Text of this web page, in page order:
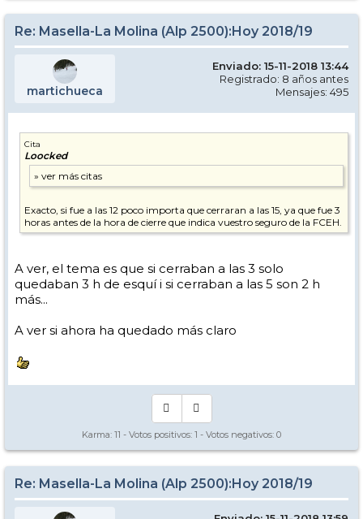
Re: Masella-La Molina (Alp 2500):Hoy 2018/19
martichueca
Enviado: 15-11-2018 13:44
Registrado: 8 años antes
Mensajes: 495
Cita
Loocked
Exacto, si fue a las 12 poco importa que cerraran a las 15, ya que fue 3
horas antes de la hora de cierre que indica vuestro seguro de la FCEH.
A ver, el tema es que si cerraban a las 3 solo
quedaban 3 h de esquí i si cerraban a las 5 son 2 h
más...
A ver si ahora ha quedado más claro
Karma: 11 - Votos positivos: 1 - Votos negativos: 0
Re: Masella-La Molina (Alp 2500):Hoy 2018/19